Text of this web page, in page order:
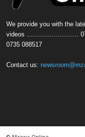
We provide you with the
videos ...........................
0735 088517
Contact us: